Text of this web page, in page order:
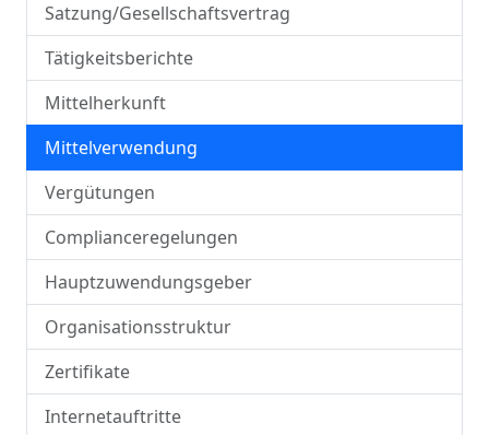
Satzung/Gesellschaftsvertrag
Tätigkeitsberichte
Mittelherkunft
Mittelverwendung
Vergütungen
Complianceregelungen
Hauptzuwendungsgeber
Organisationsstruktur
Zertifikate
Internetauftritte